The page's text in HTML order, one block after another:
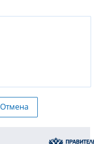
Отмена